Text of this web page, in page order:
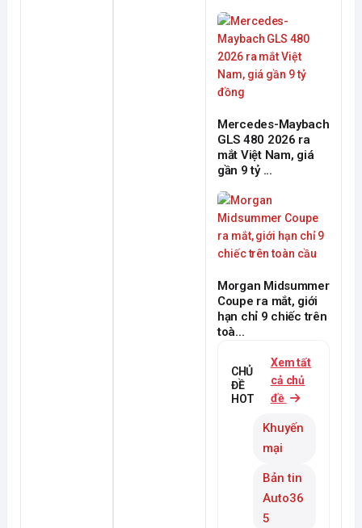
Mercedes-Maybach
GLS 480 2026 ra
mắt Việt Nam, giá
gần 9 tỷ ...
Morgan Midsummer
Coupe ra mắt, giới
hạn chỉ 9 chiếc trên
toà...
CHỦ
ĐỀ
HOT
Xem tất
cả chủ
đề
Khuyến
mại
Bản tin
Auto36
5